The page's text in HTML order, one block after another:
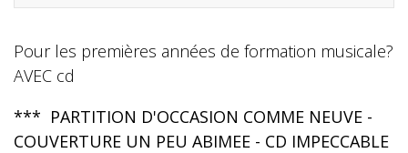
Pour les premières années de formation musicale?
AVEC cd
*** PARTITION D'OCCASION COMME NEUVE -
COUVERTURE UN PEU ABIMEE - CD IMPECCABLE